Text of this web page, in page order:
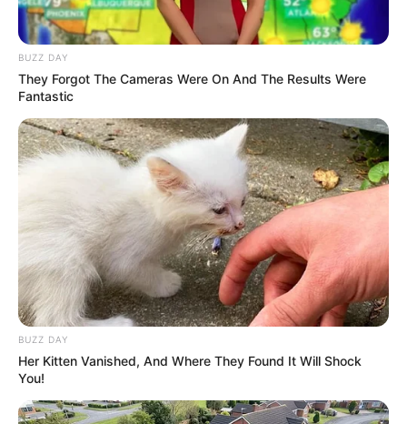
LIHAT ARTIKEL LAINNYA
BUZZ DAY
They Forgot The Cameras Were On And The Results Were
Fantastic
BUZZ DAY
Her Kitten Vanished, And Where They Found It Will Shock
You!